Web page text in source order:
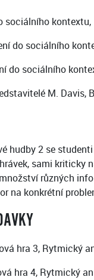
do sociálního
do sociálního
M. Davis,
hudby 2 se
sami kriticky
různých
na konkrétní
hra 3, Rytmický
hra 4, Rytmický